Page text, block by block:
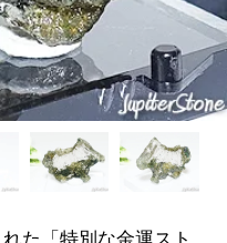
た「特別な金運スト